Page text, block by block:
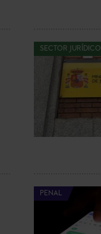
SECTOR JURÍDICO
PENAL